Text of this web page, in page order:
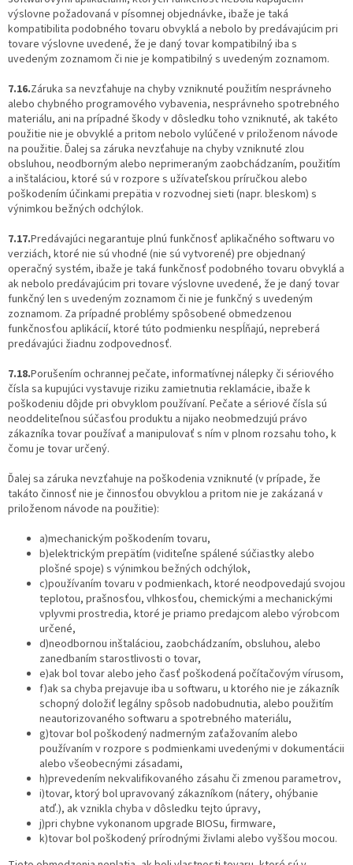
výslovne požadovaná v písomnej objednávke, ibaže je taká
kompatibilita podobného tovaru obvyklá a nebolo by predávajúcim pri
tovare výslovne uvedené, že je daný tovar kompatibilný iba s
uvedeným zoznamom či nie je kompatibilný s uvedeným zoznamom.
7.16.Záruka sa nevzťahuje na chyby vzniknuté použitím nesprávneho
alebo chybného programového vybavenia, nesprávneho spotrebného
materiálu, ani na prípadné škody v dôsledku toho vzniknuté, ak takéto
použitie nie je obvyklé a pritom nebolo vylúčené v priloženom návode
na použitie. Ďalej sa záruka nevzťahuje na chyby vzniknuté zlou
obsluhou, neodborným alebo neprimeraným zaobchádzaním, použitím
a inštaláciou, ktoré sú v rozpore s užívateľskou príručkou alebo
poškodením účinkami prepätia v rozvodnej sieti (napr. bleskom) s
výnimkou bežných odchýlok.
7.17.Predávajúci negarantuje plnú funkčnosť aplikačného softwaru vo
verziách, ktoré nie sú vhodné (nie sú vytvorené) pre objednaný
operačný systém, ibaže je taká funkčnosť podobného tovaru obvyklá a
ak nebolo predávajúcim pri tovare výslovne uvedené, že je daný tovar
funkčný len s uvedeným zoznamom či nie je funkčný s uvedeným
zoznamom. Za prípadné problémy spôsobené obmedzenou
funkčnosťou aplikácií, ktoré túto podmienku nespĺňajú, nepreberá
predávajúci žiadnu zodpovednosť.
7.18.Porušením ochrannej pečate, informatívnej nálepky či sériového
čísla sa kupujúci vystavuje riziku zamietnutia reklamácie, ibaže k
poškodeniu dôjde pri obvyklom používaní. Pečate a sériové čísla sú
neoddeliteľnou súčasťou produktu a nijako neobmedzujú právo
zákazníka tovar používať a manipulovať s ním v plnom rozsahu toho, k
čomu je tovar určený.
Ďalej sa záruka nevzťahuje na poškodenia vzniknuté (v prípade, že
takáto činnosť nie je činnosťou obvyklou a pritom nie je zakázaná v
priloženom návode na použitie):
a)mechanickým poškodením tovaru,
b)elektrickým prepätím (viditeľne spálené súčiastky alebo
plošné spoje) s výnimkou bežných odchýlok,
c)používaním tovaru v podmienkach, ktoré neodpovedajú svojou
teplotou, prašnosťou, vlhkosťou, chemickými a mechanickými
vplyvmi prostredia, ktoré je priamo predajcom alebo výrobcom
určené,
d)neodbornou inštaláciou, zaobchádzaním, obsluhou, alebo
zanedbaním starostlivosti o tovar,
e)ak bol tovar alebo jeho časť poškodená počítačovým vírusom,
f)ak sa chyba prejavuje iba u softwaru, u ktorého nie je zákazník
schopný doložiť legálny spôsob nadobudnutia, alebo použitím
neautorizovaného softwaru a spotrebného materiálu,
g)tovar bol poškodený nadmerným zaťažovaním alebo
používaním v rozpore s podmienkami uvedenými v dokumentácii
alebo všeobecnými zásadami,
h)prevedením nekvalifikovaného zásahu či zmenou parametrov,
i)tovar, ktorý bol upravovaný zákazníkom (nátery, ohýbanie
atď.), ak vznikla chyba v dôsledku tejto úpravy,
j)pri chybne vykonanom upgrade BIOSu, firmware,
k)tovar bol poškodený prírodnými živlami alebo vyššou mocou.